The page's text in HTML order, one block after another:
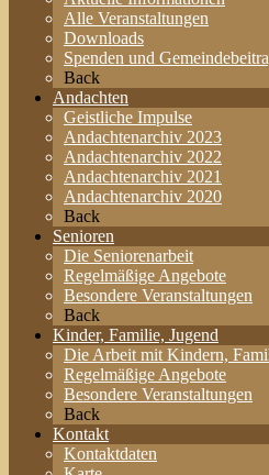
Alle Veranstaltungen
Downloads
Spenden und
Back
Andachten
Geistliche Impulse
Andachtenarchiv 2023
Andachtenarchiv 2022
Andachtenarchiv 2021
Andachtenarchiv 2020
Back
Senioren
Die Seniorenarbeit
Regelmäßige Angebote
Besondere Veranstaltungen
Back
Kinder, Familie, Jugend
Die Arbeit mit Kindern,
Regelmäßige Angebote
Besondere Veranstaltungen
Back
Kontakt
Kontaktdaten